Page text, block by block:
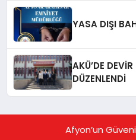
YASA DIŞI
AKÜ’DE
DÜZENLENDİ
Afyon’un